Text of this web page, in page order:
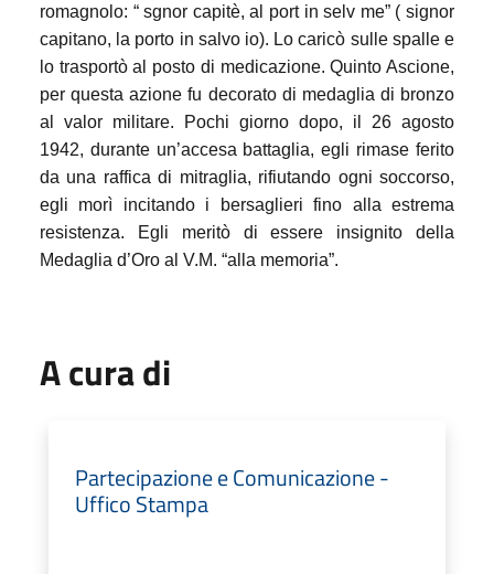
romagnolo: “ sgnor capitè, al port in selv me” ( signor
capitano, la porto in salvo io). Lo caricò sulle spalle e
lo trasportò al posto di medicazione.Quinto Ascione,
per questa azione fu decorato di medaglia di bronzo
al valor militare. Pochi giorno dopo, il 26 agosto
1942, durante un’accesa battaglia, egli rimase ferito
da una raffica di mitraglia, rifiutando ogni soccorso,
egli morì incitando i bersaglieri fino alla estrema
resistenza. Egli meritò di essere insignito della
Medaglia d’Oro al V.M. “alla memoria”.
A cura di
Partecipazione e Comunicazione -
Uffico Stampa